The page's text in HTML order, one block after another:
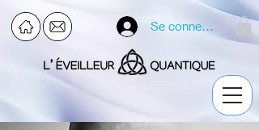
Se connecter